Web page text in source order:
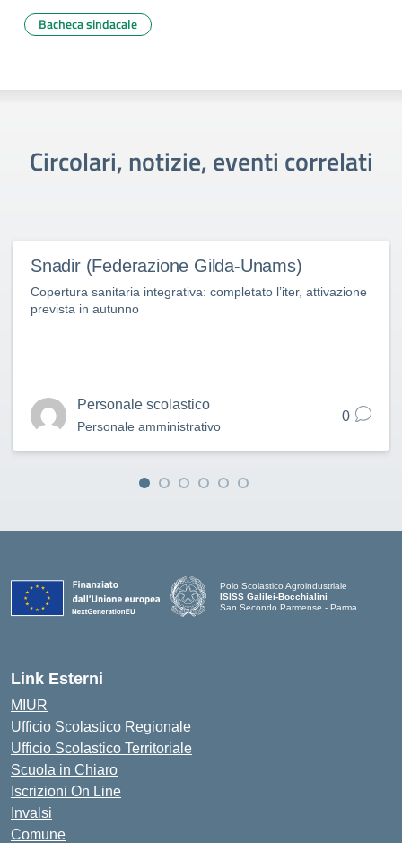
Bacheca sindacale
Circolari, notizie, eventi correlati
Snadir (Federazione Gilda-Unams)
Copertura sanitaria integrativa: completato l’iter, attivazione
prevista in autunno
Personale scolastico
Personale amministrativo
0
Polo Scolastico Agroindustriale
ISISS Galilei-Bocchialini
San Secondo Parmense - Parma
Link Esterni
MIUR
Ufficio Scolastico Regionale
Ufficio Scolastico Territoriale
Scuola in Chiaro
Iscrizioni On Line
Invalsi
Comune